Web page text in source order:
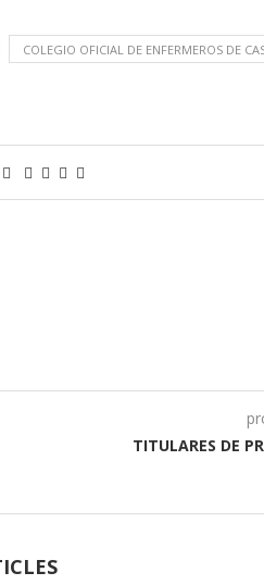
COLEGIO OFICIAL DE ENFERMEROS DE
TITULARES DE